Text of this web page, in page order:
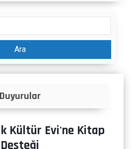
Ara
Kültür Evi'ne Kitap
Desteği